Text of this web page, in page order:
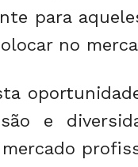
para
no
e